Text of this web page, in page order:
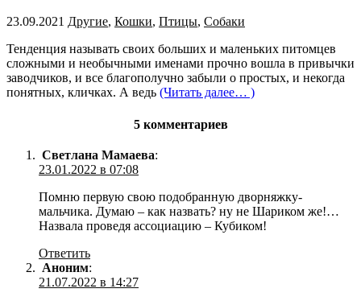
23.09.2021 Другие, Кошки, Птицы, Собаки
Тенденция называть своих больших и маленьких питомцев
сложными и необычными именами прочно вошла в привычки
заводчиков, и все благополучно забыли о простых, и некогда
понятных, кличках. А ведь (Читать далее… )
5 комментариев
Светлана Мамаева:
23.01.2022 в 07:08
Помню первую свою подобранную дворняжку-
мальчика. Думаю – как назвать? ну не Шариком же!…
Назвала проведя ассоциацию – Кубиком!
Ответить
Аноним:
21.07.2022 в 14:27